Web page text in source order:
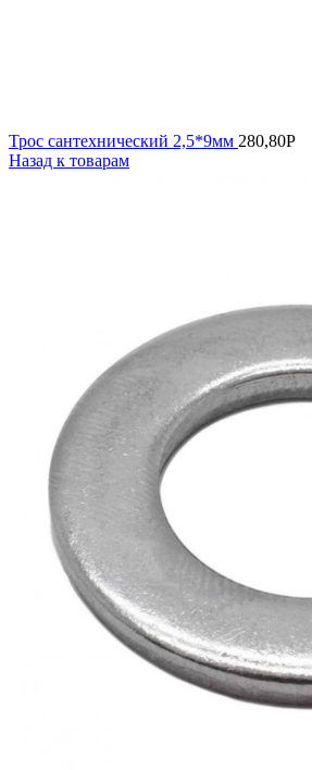
Трос сантехнический 2,5*9мм 280,80Р
Назад к товарам